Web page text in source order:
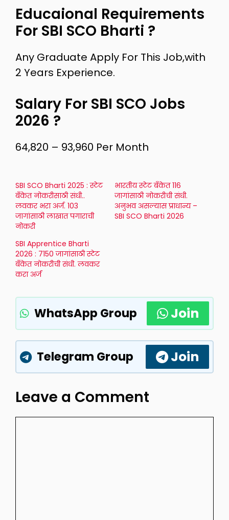
Educaional Requirements
For SBI SCO Bharti ?
Any Graduate Apply For This Job,with
2 Years Experience.
Salary For SBI SCO Jobs
2026 ?
64,820 – 93,960 Per Month
SBI SCO Bharti 2025 : स्टेट
बँकेत नोकरीसाठी संधी..
लवकर भरा अर्ज. 103
जागांसाठी लाखात पगाराची
नोकरी
भारतीय स्टेट बँकेत 116
जागांसाठी नोकरीची संधी.
अनुभव असल्यास प्राधान्य –
SBI SCO Bharti 2026
SBI Apprentice Bharti
2026 : 7150 जागांसाठी स्टेट
बँकेत नोकरीची संधी. लवकर
करा अर्ज
WhatsApp Group Join
Telegram Group Join
Leave a Comment